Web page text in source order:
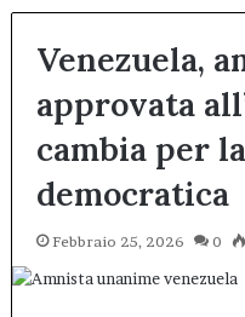
Venezuela,
approvata
cambia per
democratica
Febbraio 25, 2026 0